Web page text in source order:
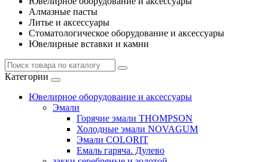
Алмазные пасты
Литье и аксессуары
Стоматологическое оборудование и аксессуары
Ювелирные вставки и камни
Категории
Ювелирное оборудование и аксессуары
Эмали
Горячие эмали THOMPSON
Холодные эмали NOVAGUM
Эмали COLORIT
Емаль гаряча. Дулево